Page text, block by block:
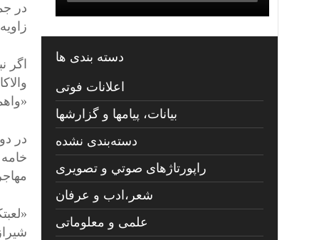
در
اگر
در
دسته بندی ها
اعلانات فوتی
بیانات، پیامها و گزارشها
دسته‌بندی نشده
راپورتاژهای صوتي و تصويری
شعر،ادب و عرفان
علمی و معلوماتی